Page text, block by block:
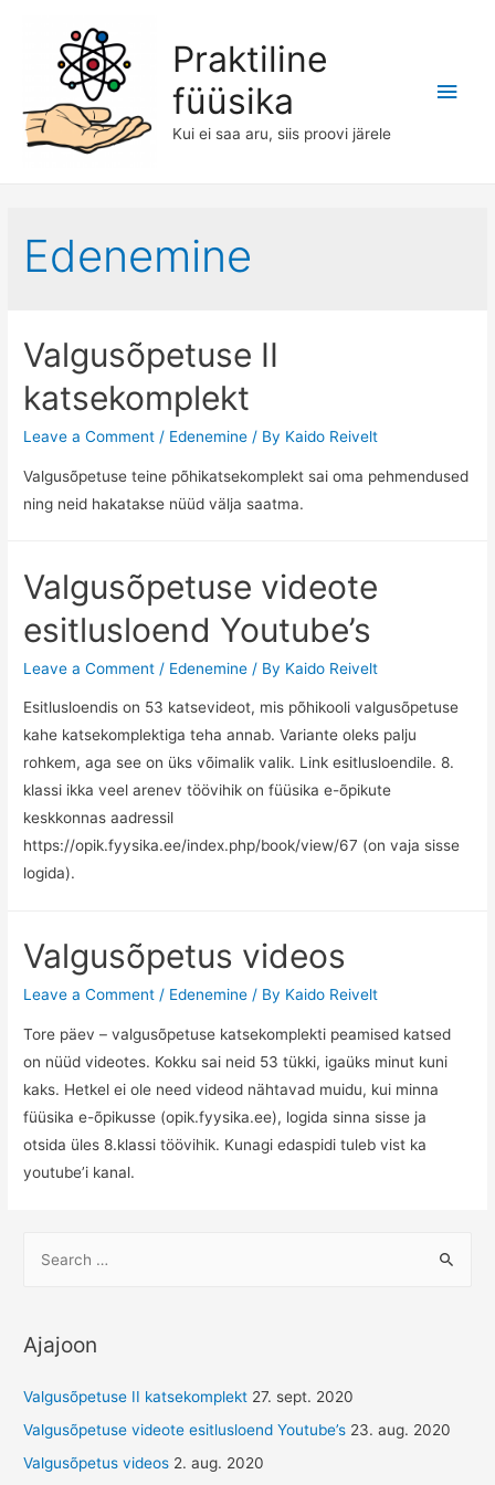
Praktiline
füüsika
Kui ei saa aru, siis proovi järele
Main
Edenemine
Valgusõpetuse II
katsekomplekt
Leave a Comment / Edenemine / By Kaido Reivelt
Valgusõpetuse teine põhikatsekomplekt sai oma pehmendused
ning neid hakatakse nüüd välja saatma.
Valgusõpetuse videote
esitlusloend Youtube’s
Leave a Comment / Edenemine / By Kaido Reivelt
Esitlusloendis on 53 katsevideot, mis põhikooli valgusõpetuse
kahe katsekomplektiga teha annab. Variante oleks palju
rohkem, aga see on üks võimalik valik. Link esitlusloendile. 8.
klassi ikka veel arenev töövihik on füüsika e-õpikute
keskkonnas aadressil
https://opik.fyysika.ee/index.php/book/view/67 (on vaja sisse
logida).
Valgusõpetus videos
Leave a Comment / Edenemine / By Kaido Reivelt
Tore päev – valgusõpetuse katsekomplekti peamised katsed
on nüüd videotes. Kokku sai neid 53 tükki, igaüks minut kuni
kaks. Hetkel ei ole need videod nähtavad muidu, kui minna
füüsika e-õpikusse (opik.fyysika.ee), logida sinna sisse ja
otsida üles 8.klassi töövihik. Kunagi edaspidi tuleb vist ka
youtube’i kanal.
h
f
o
Ajajoon
Valgusõpetuse II katsekomplekt 27. sept. 2020
Valgusõpetuse videote esitlusloend Youtube’s 23. aug. 2020
Valgusõpetus videos 2. aug. 2020